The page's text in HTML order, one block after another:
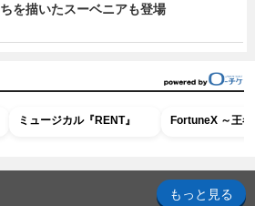
ちを描いたスーベニアも登場
ミュージカル『RENT』 FortuneX ～王
もっと見る